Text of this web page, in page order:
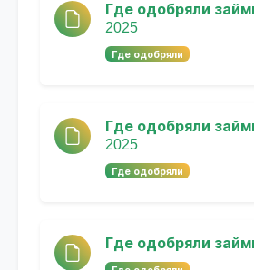
Где одобряли
2025
Где одобряли
Где одобряли
2025
Где одобряли
Где одобряли